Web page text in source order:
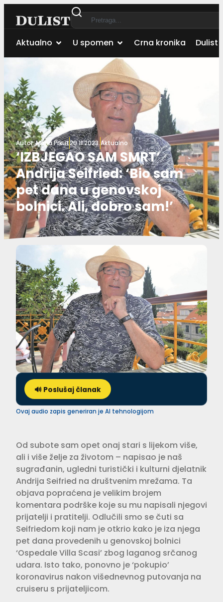
Aktualno U spomen Crna kronika Dulist
Autor:Maria Prkut29.11.2023.Aktualno
‘IZBJEGAO SAM SMRT’
Andrija Seifried: ‘Bio sam
pet dana u genovskoj
bolnici. Ali, dobro sam!’
🔊 Poslušaj članak
Ovaj audio zapis generiran je AI tehnologijom
Od subote sam opet onaj stari s lijekom više,
ali i više želje za životom – napisao je naš
sugrađanin, ugledni turistički i kulturni djelatnik
Andrija Seifried na društvenim mrežama. Ta
objava popraćena je velikim brojem
komentara podrške koje su mu napisali njegovi
prijatelji i pratitelji. Odlučili smo se čuti sa
Seifriedom koji nam je otkrio kako je iza njega
pet dana provedenih u genovskoj bolnici
‘Ospedale Villa Scasi’ zbog laganog srčanog
udara. Isto tako, ponovno je ‘pokupio’
koronavirus nakon višednevnog putovanja na
cruiseru s prijateljicom.